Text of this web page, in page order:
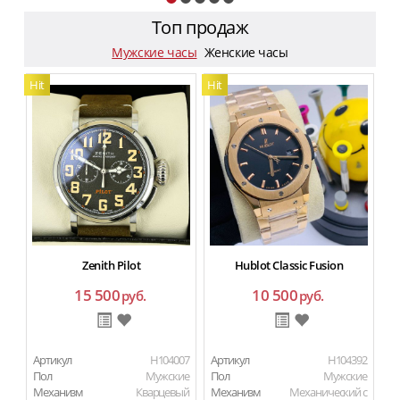
Топ продаж
Мужские часы Женские часы
Hit
Zenith Pilot
15 500руб.
Артикул
H104007
Пол
Мужские
Механизм
Кварцевый
Hit
Hublot Classic Fusion
10 500руб.
Артикул
H104392
Пол
Мужские
Механизм
Механический с